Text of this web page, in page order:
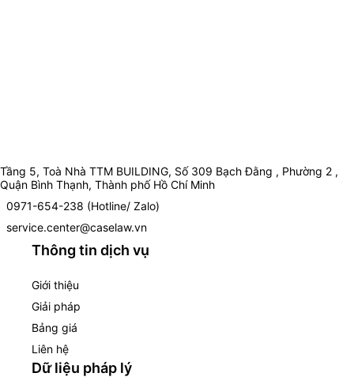
Tầng 5, Toà Nhà TTM BUILDING, Số 309 Bạch Đằng , Phường 2 ,
Quận Bình Thạnh, Thành phố Hồ Chí Minh
0971-654-238 (Hotline/ Zalo)
service.center@caselaw.vn
Thông tin dịch vụ
Giới thiệu
Giải pháp
Bảng giá
Liên hệ
Dữ liệu pháp lý